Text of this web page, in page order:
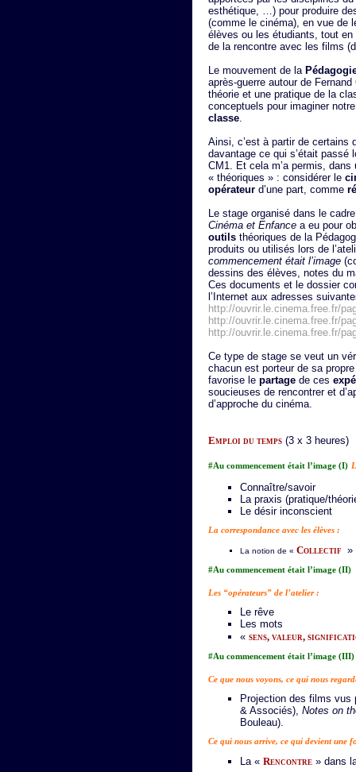
esthétique, …) pour produire
(comme le cinéma), en vue de
élèves ou les étudiants, tout
de la rencontre avec les films
Le mouvement de la
après-guerre autour de
théorie et une pratique de la
conceptuels pour imaginer
classe.
Ainsi, c’est à partir de certains
davantage ce qui s’était passé
CM1. Et cela m’a permis, dans
« théoriques » : considérer le
opérateur d’une part, comme
Le stage organisé dans le
Cinéma et Enfance a eu pour
outils théoriques de la
produits ou utilisés lors de
commencement était l’image
dessins des élèves, notes du
Ces documents et le dossier
l’Internet aux adresses
http://ouvrir.le.cinema.free.fr/
http://ouvrir.le.cinema.free.fr/
http://ouvrir.le.cinema.free.fr/
Ce type de stage se veut un
chacun est porteur de sa
favorise le partage de ces
soucieuses de rencontrer et
d’approche du cinéma.
Emploi du temps (3 x 3 heures)
#Au commencement était l’image (I)
Connaître/savoir
La praxis (pratique/
Le désir inconscient
La correspondance avec les élèves :
La notion de « Collectif »
#Au commencement était l’image (II)
Les “opérateurs” de l’atelier :
Le rêve
Les mots
« sens, valeur,
#Au commencement était l’image (III)
Ce que nous voyons, ce qui nous
Projection des films
& Associés), Notes on
Bouleau).
Ce qui nous arrive, ce qui devient une
La « Rencontre » dans